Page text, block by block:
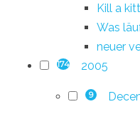
Kill a
Was
neuer
174 2005
9